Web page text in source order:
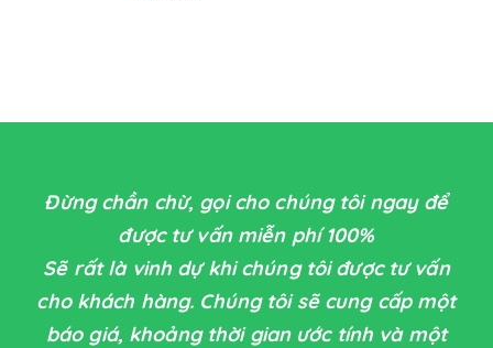
Đừng chần chừ, gọi cho chúng tôi ngay để
được tư vấn miễn phí 100%
Sẽ rất là vinh dự khi chúng tôi được tư vấn
cho khách hàng. Chúng tôi sẽ cung cấp một
báo giá, khoảng thời gian ước tính và một